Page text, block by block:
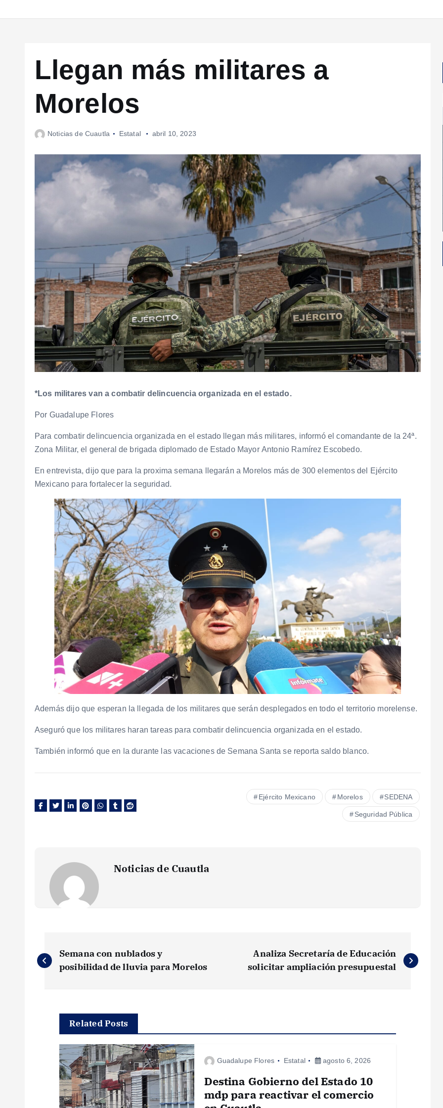
Llegan más militares a
Morelos
Noticias de Cuautla Estatal abril 10, 2023
*Los militares van a combatir delincuencia organizada en el estado.
Por Guadalupe Flores
Para combatir delincuencia organizada en el estado llegan más militares, informó el comandante de la 24ª.
Zona Militar, el general de brigada diplomado de Estado Mayor Antonio Ramírez Escobedo.
En entrevista, dijo que para la proxima semana llegarán a Morelos más de 300 elementos del Ejército
Mexicano para fortalecer la seguridad.
Además dijo que esperan la llegada de los militares que serán desplegados en todo el territorio morelense.
Aseguró que los militares haran tareas para combatir delincuencia organizada en el estado.
También informó que en la durante las vacaciones de Semana Santa se reporta saldo blanco.
Ejército Mexicano Morelos SEDENA
Seguridad Pública
Noticias de Cuautla
a
Semana con nublados y
posibilidad de lluvia para Morelos
Analiza Secretaría de Educación
solicitar ampliación presupuestal
Related Posts
Guadalupe Flores Estatal agosto 6, 2026
Destina Gobierno del Estado 10
mdp para reactivar el comercio